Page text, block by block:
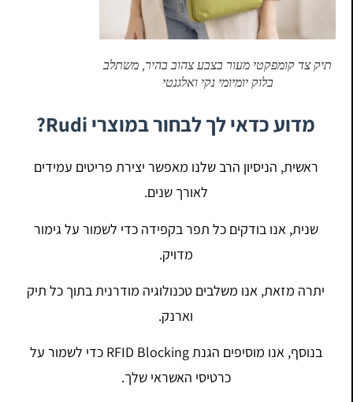
תיק צד קומפקטי מעור בצבע צהוב בהיר, משתלב
בלוק יומיומי נקי ואלגנטי
מדוע כדאי לך לבחור במוצרי Rudi?
ראשית, הניסיון הרב שלנו מאפשר יצירת פריטים עמידים
לאורך שנים.
שנית, אנו בודקים כל תפר בקפידה כדי לשמור על גימור
מדויק.
יתרה מזאת, אנו משלבים טכנולוגיה מודרנית בתוך כל תיק
וארנק.
בנוסף, אנו מוסיפים הגנת RFID Blocking כדי לשמור על
כרטיסי האשראי שלך.